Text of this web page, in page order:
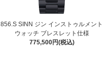
856.S SINN ジン インストゥルメント
ウォッチ ブレスレット仕様
775,500円(税込)